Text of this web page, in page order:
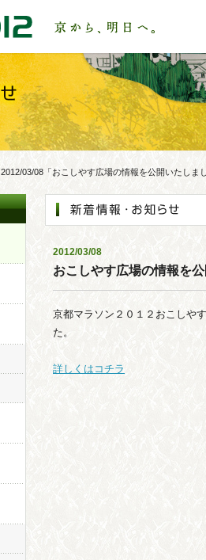
2012/03/08「おこしやす広場の情報を公開いたしま
2012/03/08
おこしやす広場の情報を
京都マラソン２０１２おこしや
た。
詳しくはコチラ